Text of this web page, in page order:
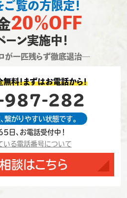
ご覧の方限定！
20％OFF
ーン実施中！
が一匹残らず徹底退治―
無料！まずはお電話から！
987-282
がりやすい状態です。
、お電話受付中！
る電話番号について
談はこちら